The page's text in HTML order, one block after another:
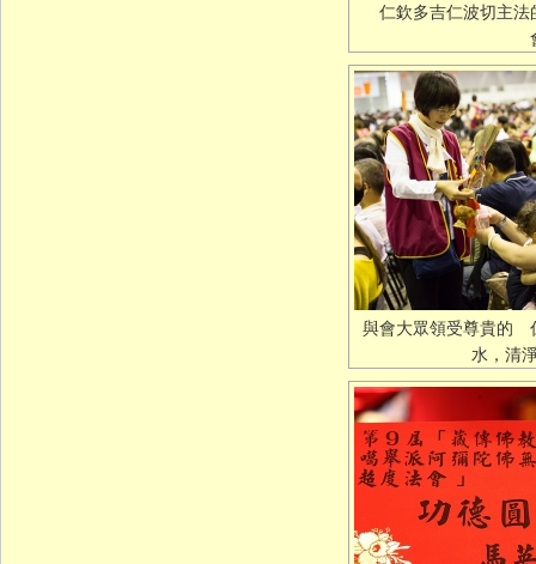
仁欽多吉仁波切主
與會大眾領受尊貴的
水，清